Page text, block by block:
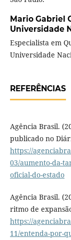
Mario Gabriel
Universidade
Especialista em
Universidade
REFERÊNCIAS
Agência Brasil.
publicado no
https://
03/aumento-da-
oficial-do-estado
Agência Brasil.
ritmo de
https://
11/entenda-por-